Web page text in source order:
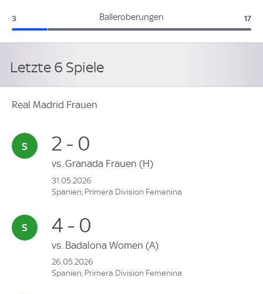
Balleroberungen
Real Madrid Frauen:
3 BK
17
Letzte 6 Spiele
Real Madrid Frauen
2 - 0
vs. Granada Frauen (H)
31.05.2026
Spanien, Primera Division Femenina
4 - 0
vs. Badalona Women (A)
26.05.2026
Spanien, Primera Division Femenina